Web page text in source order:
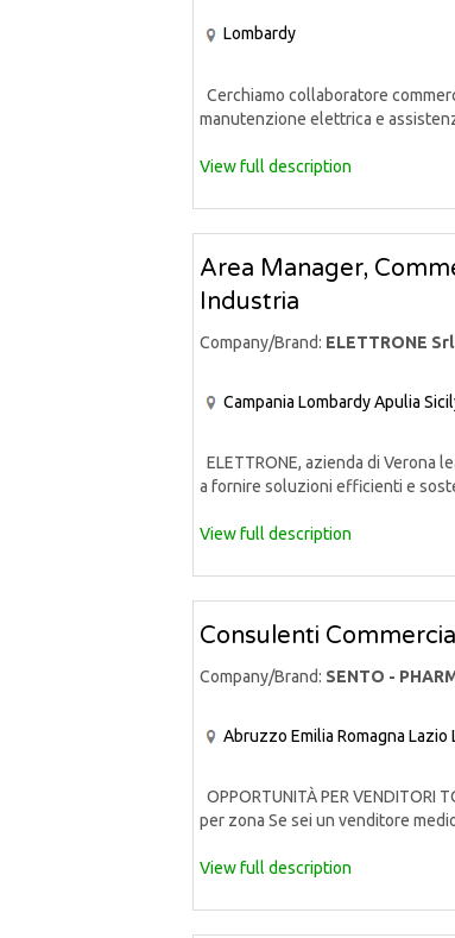
Lombardy
Cerchiamo collaboratore
manutenzione elettrica e
View full description
Area Manager,
Industria
Company/Brand: ELETTRONE Srl
Campania LombardyApulia
ELETTRONE, azienda di Verona
a fornire soluzioni efficienti e
View full description
Consulenti
Company/Brand: SENTO -
Abruzzo Emilia Romagna Lazio
OPPORTUNITÀ PER
per zona Se sei un venditore
View full description